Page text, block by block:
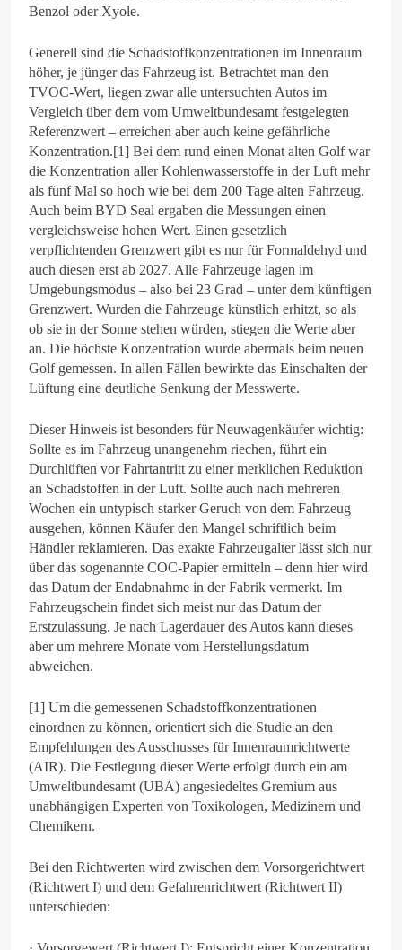
Benzol oder Xyole.
Generell sind die Schadstoffkonzentrationen im Innenraum
höher, je jünger das Fahrzeug ist. Betrachtet man den
TVOC-Wert, liegen zwar alle untersuchten Autos im
Vergleich über dem vom Umweltbundesamt festgelegten
Referenzwert – erreichen aber auch keine gefährliche
Konzentration.[1] Bei dem rund einen Monat alten Golf war
die Konzentration aller Kohlenwasserstoffe in der Luft mehr
als fünf Mal so hoch wie bei dem 200 Tage alten Fahrzeug.
Auch beim BYD Seal ergaben die Messungen einen
vergleichsweise hohen Wert. Einen gesetzlich
verpflichtenden Grenzwert gibt es nur für Formaldehyd und
auch diesen erst ab 2027. Alle Fahrzeuge lagen im
Umgebungsmodus – also bei 23 Grad – unter dem künftigen
Grenzwert. Wurden die Fahrzeuge künstlich erhitzt, so als
ob sie in der Sonne stehen würden, stiegen die Werte aber
an. Die höchste Konzentration wurde abermals beim neuen
Golf gemessen. In allen Fällen bewirkte das Einschalten der
Lüftung eine deutliche Senkung der Messwerte.
Dieser Hinweis ist besonders für Neuwagenkäufer wichtig:
Sollte es im Fahrzeug unangenehm riechen, führt ein
Durchlüften vor Fahrtantritt zu einer merklichen Reduktion
an Schadstoffen in der Luft. Sollte auch nach mehreren
Wochen ein untypisch starker Geruch von dem Fahrzeug
ausgehen, können Käufer den Mangel schriftlich beim
Händler reklamieren. Das exakte Fahrzeugalter lässt sich nur
über das sogenannte COC-Papier ermitteln – denn hier wird
das Datum der Endabnahme in der Fabrik vermerkt. Im
Fahrzeugschein findet sich meist nur das Datum der
Erstzulassung. Je nach Lagerdauer des Autos kann dieses
aber um mehrere Monate vom Herstellungsdatum
abweichen.
[1] Um die gemessenen Schadstoffkonzentrationen
einordnen zu können, orientiert sich die Studie an den
Empfehlungen des Ausschusses für Innenraumrichtwerte
(AIR). Die Festlegung dieser Werte erfolgt durch ein am
Umweltbundesamt (UBA) angesiedeltes Gremium aus
unabhängigen Experten von Toxikologen, Medizinern und
Chemikern.
Bei den Richtwerten wird zwischen dem Vorsorgerichtwert
(Richtwert I) und dem Gefahrenrichtwert (Richtwert II)
unterschieden: